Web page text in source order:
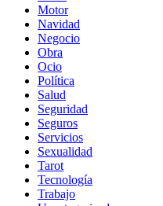
Motor
Navidad
Negocio
Obra
Ocio
Política
Salud
Seguridad
Seguros
Servicios
Sexualidad
Tarot
Tecnología
Trabajo